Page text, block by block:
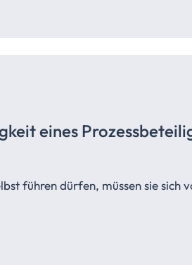
eines
führen dürfen, müssen sie sich